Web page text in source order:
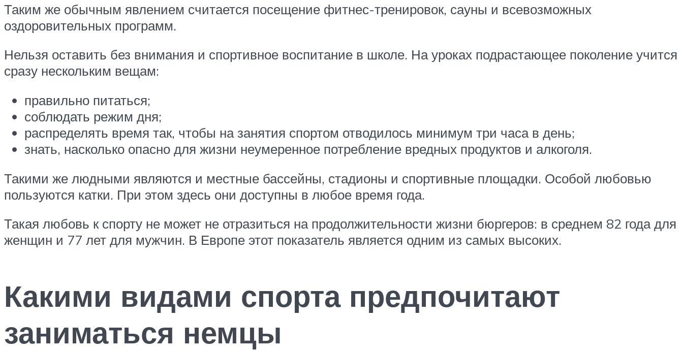
Таким же обычным явлением считается посещение фитнес-тренировок, сауны и всевозможных
оздоровительных программ.
Нельзя оставить без внимания и спортивное воспитание в школе. На уроках подрастающее поколение учится
сразу нескольким вещам:
правильно питаться;
соблюдать режим дня;
распределять время так, чтобы на занятия спортом отводилось минимум три часа в день;
знать, насколько опасно для жизни неумеренное потребление вредных продуктов и алкоголя.
Такими же людными являются и местные бассейны, стадионы и спортивные площадки. Особой любовью
пользуются катки. При этом здесь они доступны в любое время года.
Такая любовь к спорту не может не отразиться на продолжительности жизни бюргеров: в среднем 82 года для
женщин и 77 лет для мужчин. В Европе этот показатель является одним из самых высоких.
Какими видами спорта предпочитают
заниматься немцы